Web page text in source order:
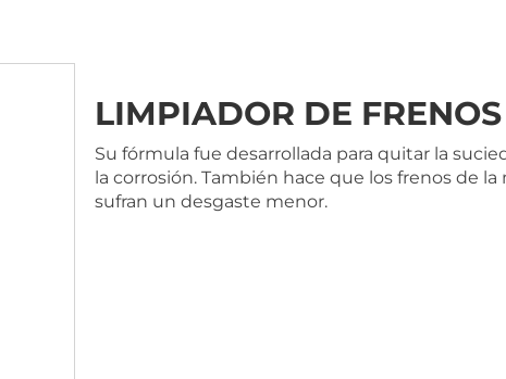
LIMPIADOR DE FRENOS
Su fórmula fue desarrollada para quitar la
la corrosión. También hace que los frenos de
sufran un desgaste menor.